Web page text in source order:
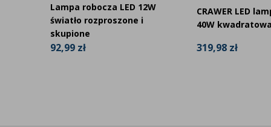
Lampa robocza LED 12W
światło rozproszone i
skupione
92,99 zł
CRAWER LED
40W kwadratowa
319,98 zł